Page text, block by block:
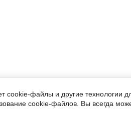
cookie-файлы и другие
cookie-файлов. Вы всегда